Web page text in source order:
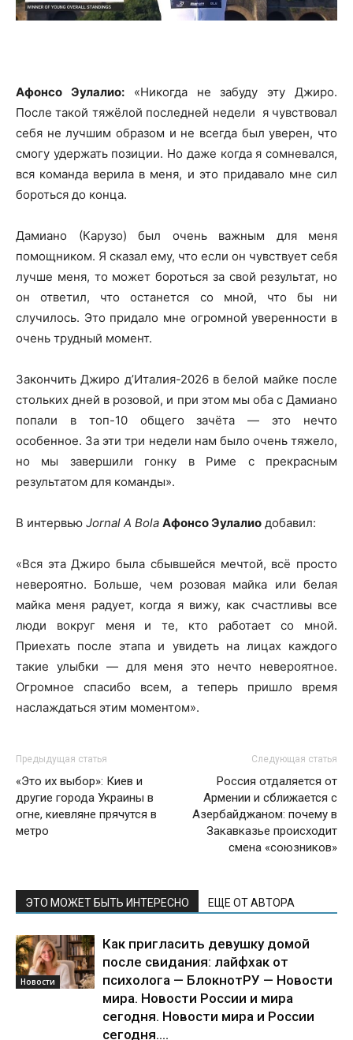
Афонсо Эулалио:«Никогда не забуду эту Джиро.
После такой тяжёлой последней недели я чувствовал
себя не лучшим образом и не всегда был уверен, что
смогу удержать позиции. Но даже когда я сомневался,
вся команда верила в меня, и это придавало мне сил
бороться до конца.
Дамиано (Карузо) был очень важным для меня
помощником. Я сказал ему, что если он чувствует себя
лучше меня, то может бороться за свой результат, но
он ответил, что останется со мной, что бы ни
случилось. Это придало мне огромной уверенности в
очень трудный момент.
Закончить Джиро д’Италия-2026 в белой майке после
стольких дней в розовой, и при этом мы оба с Дамиано
попали в топ-10 общего зачёта — это нечто
особенное. За эти три недели нам было очень тяжело,
но мы завершили гонку в Риме с прекрасным
результатом для команды».
В интервью Jornal A Bola Афонсо Эулалио добавил:
«Вся эта Джиро была сбывшейся мечтой, всё просто
невероятно. Больше, чем розовая майка или белая
майка меня радует, когда я вижу, как счастливы все
люди вокруг меня и те, кто работает со мной.
Приехать после этапа и увидеть на лицах каждого
такие улыбки — для меня это нечто невероятное.
Огромное спасибо всем, а теперь пришло время
наслаждаться этим моментом».
Предыдущая статья
«Это их выбор»: Киев и
другие города Украины в
огне, киевляне прячутся в
метро
Следующая статья
Россия отдаляется от
Армении и сближается с
Азербайджаном: почему в
Закавказье происходит
смена «союзников»
ЭТО МОЖЕТ БЫТЬ ИНТЕРЕСНО ЕЩЕ ОТ АВТОРА
Новости
Как пригласить девушку домой
после свидания: лайфхак от
психолога — БлокнотРУ — Новости
мира. Новости России и мира
сегодня. Новости мира и России
сегодня....